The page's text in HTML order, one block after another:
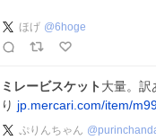
ほげ @6hoge
ミレービスケット 大量。訳
り jp.mercari.com/item/
ぷりんちゃん @